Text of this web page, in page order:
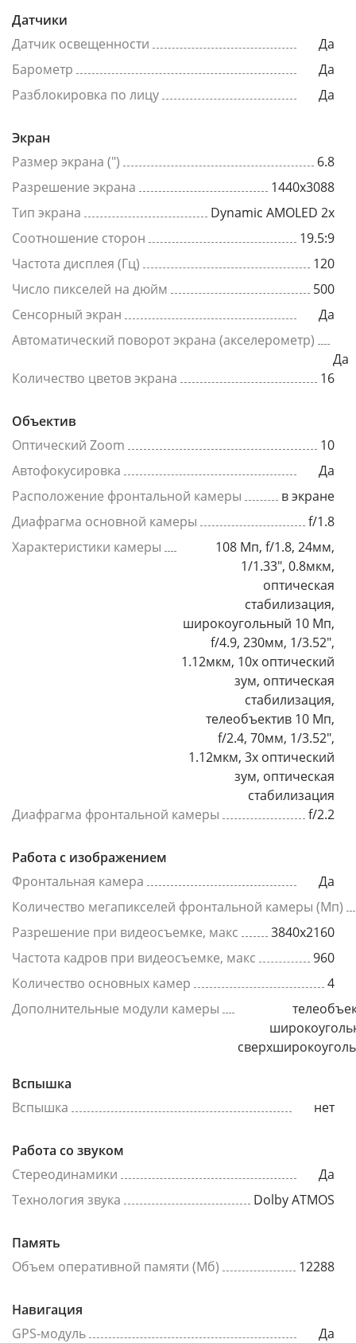
Датчики
Датчик освещенности
Да
Барометр
Да
Разблокировка по лицу
Да
Экран
Размер экрана (")
6.8
Разрешение экрана
1440x3088
Тип экрана
Dynamic AMOLED 2x
Соотношение сторон
19.5:9
Частота дисплея (Гц)
120
Число пикселей на дюйм
500
Сенсорный экран
Да
Автоматический поворот экрана (акселерометр)
Да
Количество цветов экрана
16
Объектив
Оптический Zoom
10
Автофокусировка
Да
Расположение фронтальной камеры
в экране
Диафрагма основной камеры
f/1.8
Характеристики камеры
108 Мп, f/1.8, 24мм,
1/1.33", 0.8мкм,
оптическая
стабилизация,
широкоугольный 10 Мп,
f/4.9, 230мм, 1/3.52",
1.12мкм, 10x оптический
зум, оптическая
стабилизация,
телеобъектив 10 Мп,
f/2.4, 70мм, 1/3.52",
1.12мкм, 3x оптический
зум, оптическая
стабилизация
Диафрагма фронтальной камеры
f/2.2
Работа с изображением
Фронтальная камера
Да
Количество мегапикселей фронтальной камеры (Мп)
Разрешение при видеосъемке, макс
3840x2160
Частота кадров при видеосъемке, макс
960
Количество основных камер
4
Дополнительные модули камеры
Вспышка
Вспышка
нет
Работа со звуком
Стереодинамики
Да
Технология звука
Dolby ATMOS
Память
Объем оперативной памяти (Мб)
12288
Навигация
GPS-модуль
Да